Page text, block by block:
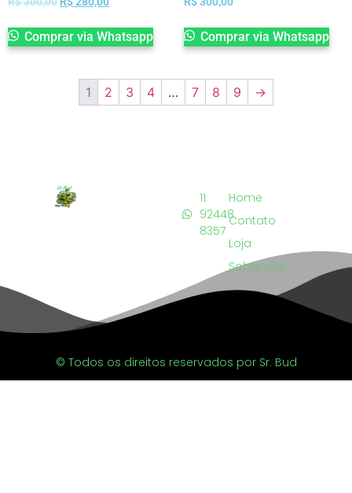
Comprar via Whatsapp Comprar via Whatsapp
1 2 3 4 … 7 8 9 →
Home
Contato
Loja
Sobre nós
11
92448
8357
© Todos os direitos reservados por Sr. Bud